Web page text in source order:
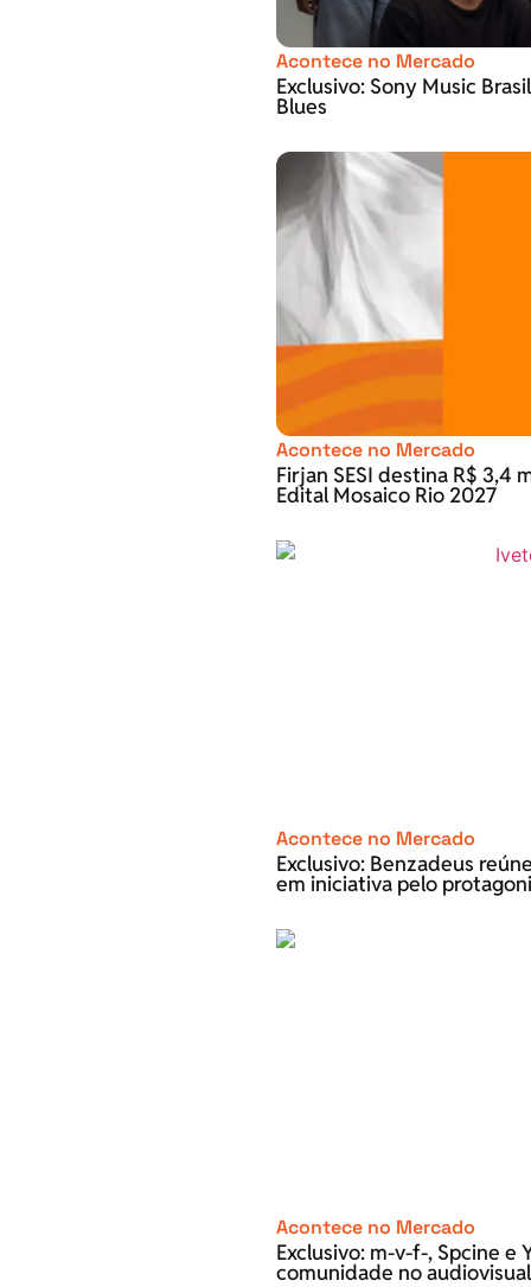
Acontece no Mercado
Exclusivo: Sony Music
Blues
Acontece no Mercado
Firjan SESI destina R$ 3,4
Edital Mosaico Rio 2027
Acontece no Mercado
Exclusivo: Benzadeus
em iniciativa pelo
Acontece no Mercado
Exclusivo: m-v-f-, Spcine e
comunidade no audiovisual